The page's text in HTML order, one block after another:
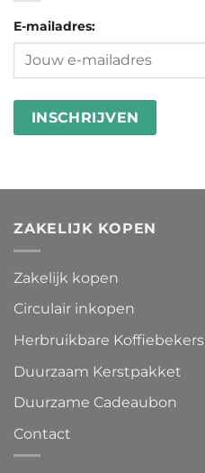
goed
besteden
in
wasstrips
E-mailadres:
ZAKELIJK KOPEN
Zakelijk kopen
Circulair inkopen
Herbruikbare Koffiebekers
Duurzaam Kerstpakket
Duurzame Cadeaubon
Contact